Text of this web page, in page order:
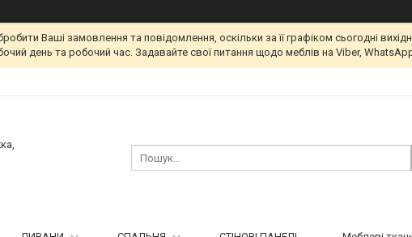
Ваші замовлення та повідомлення, оскільки за її графіком сьогодні
день та робочий час. Задавайте свої питання щодо меблів на Viber,